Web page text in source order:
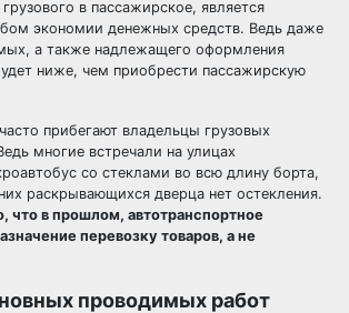
в пассажирское, является
экономии денежных средств. Ведь даже
а также надлежащего оформления
ниже, чем приобрести пассажирскую
прибегают владельцы грузовых
многие встречали на улицах
со стеклами во всю длину борта,
раскрывающихся дверца нет остекления.
что в прошлом, автотранспортное
перевозку товаров, а не
проводимых работ